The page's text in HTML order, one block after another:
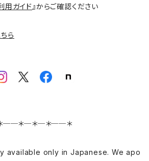
用ガイド 』からご確認ください
ら
──＊─＊─＊──＊
available only in Japanese. We apo